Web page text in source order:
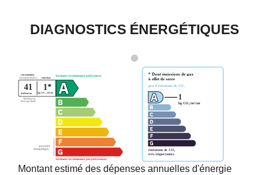
DIAGNOSTICS ÉNERGÉTIQUES
Montant estimé des dépenses annuelles d'énergie